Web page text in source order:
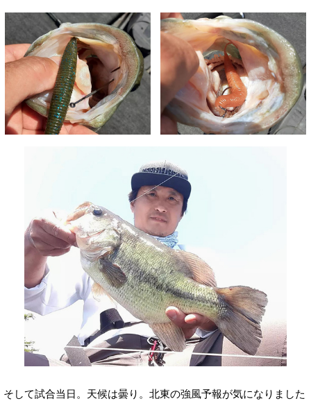
そして試合当日。天候は曇り。北東の強風予報が気になりました